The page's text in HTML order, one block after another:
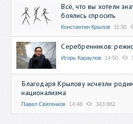
Всё, что вы хотели
боялись спросить
Константин Крылов 11:30
Серебренников:
Игорь Караулов 14:50
Благодаря Крылову исчезли
национализма
Павел Святенков 14:48 343 882